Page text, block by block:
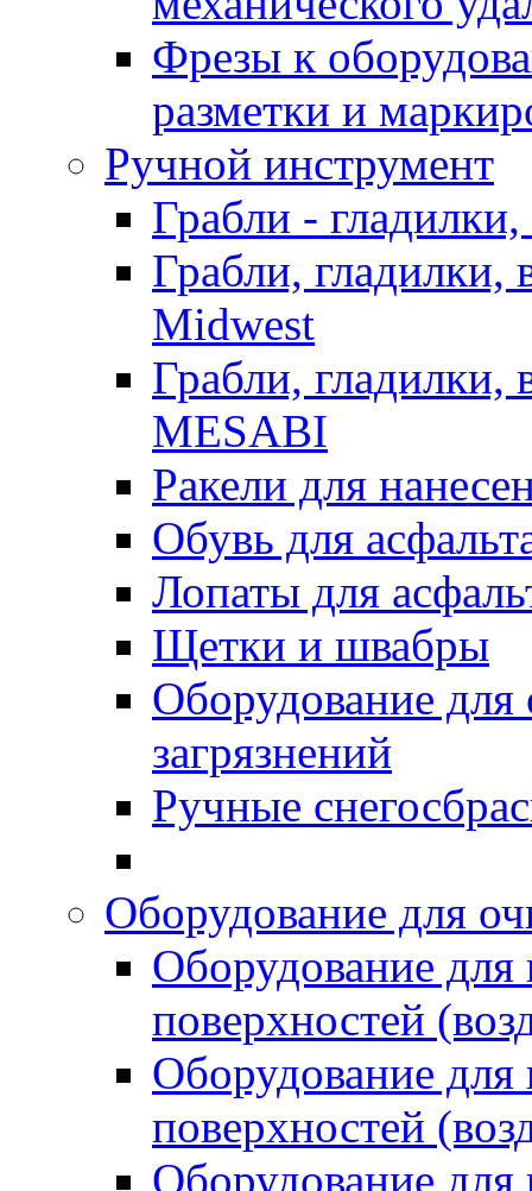
Фрезы к
разметки и
Ручной инструмент
Грабли -
Грабли, гладилки,
Midwest
Грабли, гладилки,
MESABI
Ракели для
Обувь для
Лопаты для
Щетки и швабры
Оборудование для
загрязнений
Ручные
Оборудование для
Оборудование
поверхностей
Оборудование
поверхностей
Оборудование